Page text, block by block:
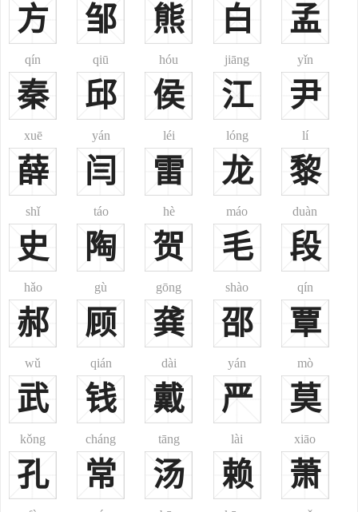
符二年加封“莱芜侯”。明嘉靖九年改称“先贤曾氏”。
曾子春秋，即曾参，春秋末期鲁国南武城，孔子弟子，以孝著
称，被后世儒家称为“宗圣”。
曾谭汉朝，汉代泉陵人。推举为孝廉，拜官为尚书郎。有文韬武
略之才，官累至太常。
曾玉汉朝，曾参十三代孙二支曾顼的长子、曾嘉的孙子，扶风
人。拜官汉御史大夫。
曾万汉朝，汉镇南将军，曾率兵征讨南部边境，开拓了南康郡的
境界。后被封为南康逸士。
子，任吴散骑常侍，镇南节度银青光禄大夫、国子监祭酒兼御史中
丞。
曾芳唐朝，唐代曾经任程乡县令，当时老百姓为瘴气所苦，曾芳
用药来接济百姓。来求药的人接连不断。
曾元裕唐朝，唐朝后期军事人物，官至平卢节度使。
曾氏龙山衍派始祖。自幼受慈母谕训，天资颖悟，十四岁时中二甲进
士，出任光州刺史。
曾文辿五代，后梁雩都人。天文、谶纬、黄庭、内景之书，无所
不究，尤其是精通地理。
曾致尧北宋（950—1007），字正臣，南丰人，北宋散文家
曾公亮北宋（999年—1078年），字明仲，号乐正，北宋著名政
方 邹 熊 白 孟
qín
秦
qiū
邱
hóu
侯
jiāng
江
yǐn
尹
xuē
薛
yán
闫
léi
雷
lóng
龙
lí
黎
shǐ
史
táo
陶
hè
贺
máo
毛
duàn
段
hǎo
郝
gù
顾
gōng
龚
shào
邵
qín
覃
wǔ
武
qián
钱
dài
戴
yán
严
mò
莫
kǒng
孔
cháng
常
tāng
汤
lài
赖
xiāo
萧